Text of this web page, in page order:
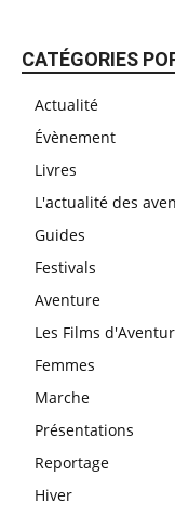
CATÉGORIES
Actualité
Évènement
Livres
L'actualité des
Guides
Festivals
Aventure
Les Films
Femmes
Marche
Présentations
Reportage
Hiver